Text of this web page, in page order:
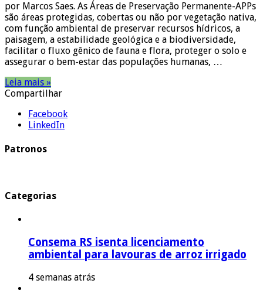
por Marcos Saes. As Áreas de Preservação Permanente-APPs
são áreas protegidas, cobertas ou não por vegetação nativa,
com função ambiental de preservar recursos hídricos, a
paisagem, a estabilidade geológica e a biodiversidade,
facilitar o fluxo gênico de fauna e flora, proteger o solo e
assegurar o bem-estar das populações humanas, …
Leia mais »
Compartilhar
Facebook
LinkedIn
Patronos
Categorias
Consema RS isenta licenciamento
ambiental para lavouras de arroz irrigado
4 semanas atrás